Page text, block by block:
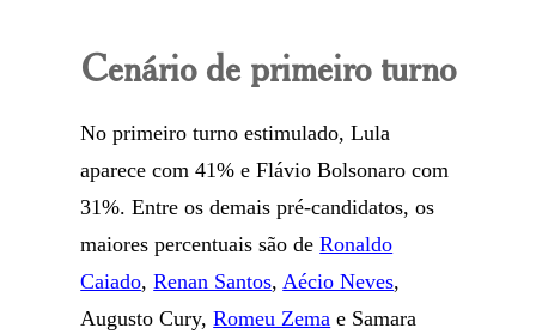
Cenário de primeiro turno
No primeiro turno estimulado, Lula
aparece com 41% e Flávio Bolsonaro com
31%. Entre os demais pré-candidatos, os
maiores percentuais são deRonaldo
Caiado,Renan Santos,Aécio Neves,
Augusto Cury,Romeu Zema e Samara